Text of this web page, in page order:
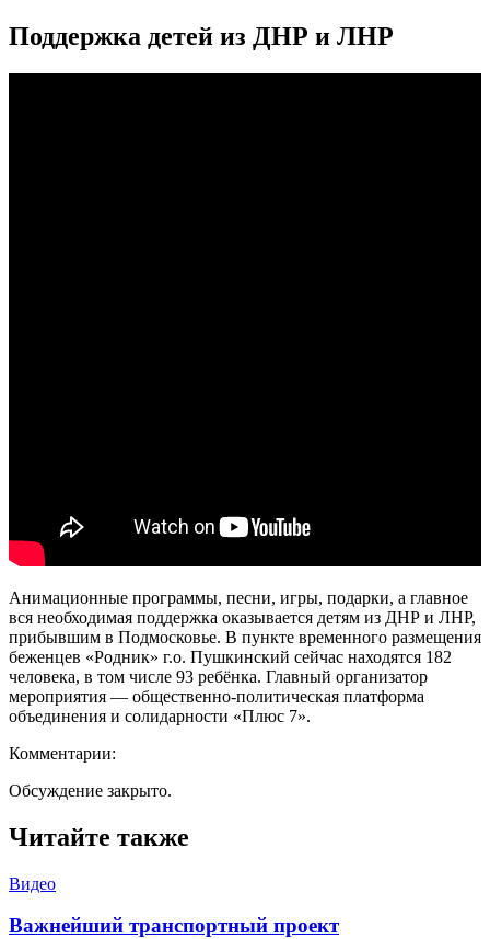
Поддержка детей из ДНР и ЛНР
Анимационные программы, песни, игры, подарки, а главное
вся необходимая поддержка оказывается детям из ДНР и ЛНР,
прибывшим в Подмосковье. В пункте временного размещения
беженцев «Родник» г.о. Пушкинский сейчас находятся 182
человека, в том числе 93 ребёнка. Главный организатор
мероприятия — общественно-политическая платформа
объединения и солидарности «Плюс 7».
Комментарии:
Обсуждение закрыто.
Читайте также
Видео
Важнейший транспортный проект